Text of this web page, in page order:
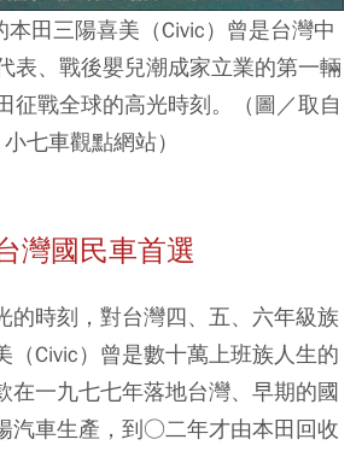
田三陽喜美（Civic）曾是台灣中
表、戰後嬰兒潮成家立業的第一輛
征戰全球的高光時刻。（圖／取自
小七車觀點網站）
灣國民車首選
的時刻，對台灣四、五、六年級族
（Civic）曾是數十萬上班族人生的
在一九七七年落地台灣、早期的國
汽車生產，到○二年才由本田回收